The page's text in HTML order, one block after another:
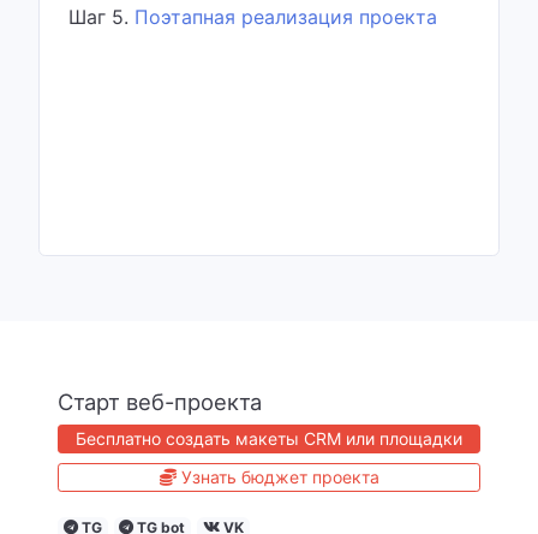
Шаг 5. Поэтапная реализация проекта
Старт веб-проекта
Бесплатно создать макеты CRM или площадки
Узнать бюджет проекта
TG TG bot VK